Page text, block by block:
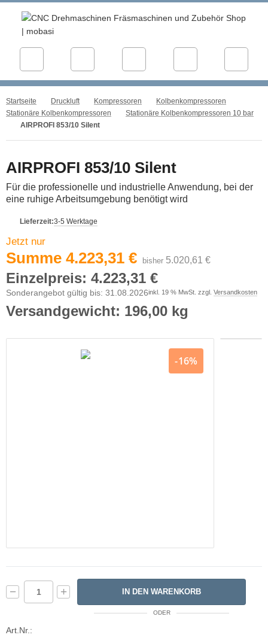
Startseite Druckluft Kompressoren
Kolbenkompressoren
Stationäre Kolbenkompressoren
Stationäre Kolbenkompressoren 10 bar
AIRPROFI 853/10 Silent
AIRPROFI 853/10 Silent
Für die professionelle und industrielle Anwendung, bei der
eine ruhige Arbeitsumgebung benötigt wird
Lieferzeit:3-5 Werktage
Jetzt nur
Summe 4.223,31 € bisher5.020,61 €
Einzelpreis: 4.223,31 €
Sonderangebot gültig bis: 31.08.2026inkl. 19 % MwSt. zzgl. Versandkosten
Versandgewicht: 196,00 kg
16%
− + IN DEN WARENKORB
ODER
Art.Nr.: